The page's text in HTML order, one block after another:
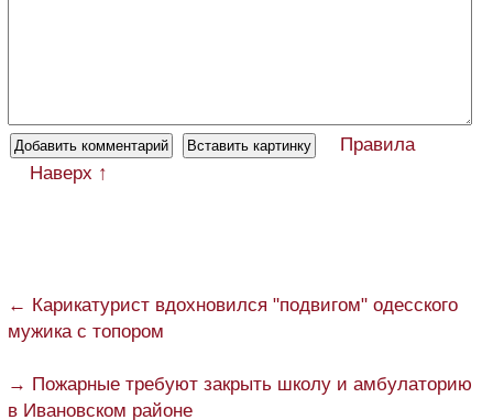
Правила
Наверх ↑
← Карикатурист вдохновился "подвигом" одесского
мужика с топором
→ Пожарные требуют закрыть школу и амбулаторию
в Ивановском районе